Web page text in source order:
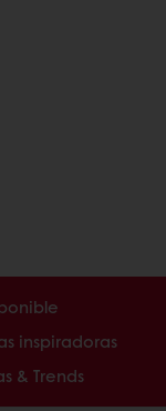
inspiradoras
& Trends